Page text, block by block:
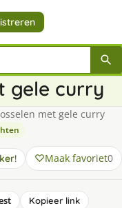
gele curry
met gele curry
Maak favoriet0
Kopieer link